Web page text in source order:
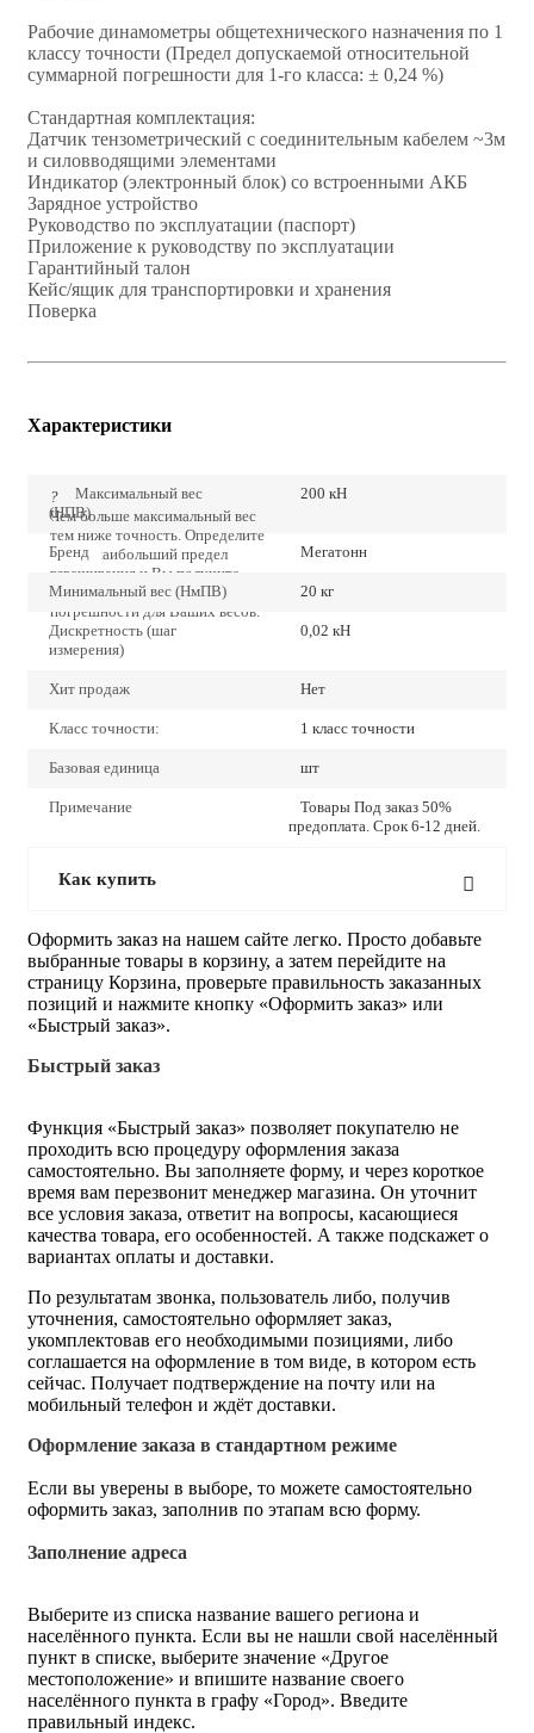
Рабочие динамометры общетехнического назначения по 1
классу точности (Предел допускаемой относительной
суммарной погрешности для 1-го класса: ± 0,24 %)
Стандартная комплектация:
Датчик тензометрический с соединительным кабелем ~3м
и силовводящими элементами
Индикатор (электронный блок) со встроенными АКБ
Зарядное устройство
Руководство по эксплуатации (паспорт)
Приложение к руководству по эксплуатации
Гарантийный талон
Кейс/ящик для транспортировки и хранения
Поверка
Характеристики
?
Чем больше максимальный вес
тем ниже точность. Определите
точно наибольший предел
взвешивания и Вы получите
наиболее низкие значения
погрешности для Ваших весов.
Максимальный вес
(НПВ)
200 кН
Бренд Мегатонн
Минимальный вес (НмПВ) 20 кг
Дискретность (шаг
измерения)
0,02 кН
Хит продаж Нет
Класс точности: 1 класс точности
Базовая единица шт
Примечание
Товары Под заказ 50%
предоплата. Срок 6-12 дней.
Как купить
Оформить заказ на нашем сайте легко. Просто добавьте
выбранные товары в корзину, а затем перейдите на
страницу Корзина, проверьте правильность заказанных
позиций и нажмите кнопку «Оформить заказ» или
«Быстрый заказ».
Быстрый заказ
Функция «Быстрый заказ» позволяет покупателю не
проходить всю процедуру оформления заказа
самостоятельно. Вы заполняете форму, и через короткое
время вам перезвонит менеджер магазина. Он уточнит
все условия заказа, ответит на вопросы, касающиеся
качества товара, его особенностей. А также подскажет о
вариантах оплаты и доставки.
По результатам звонка, пользователь либо, получив
уточнения, самостоятельно оформляет заказ,
укомплектовав его необходимыми позициями, либо
соглашается на оформление в том виде, в котором есть
сейчас. Получает подтверждение на почту или на
мобильный телефон и ждёт доставки.
Оформление заказа в стандартном режиме
Если вы уверены в выборе, то можете самостоятельно
оформить заказ, заполнив по этапам всю форму.
Заполнение адреса
Выберите из списка название вашего региона и
населённого пункта. Если вы не нашли свой населённый
пункт в списке, выберите значение «Другое
местоположение» и впишите название своего
населённого пункта в графу «Город». Введите
правильный индекс.